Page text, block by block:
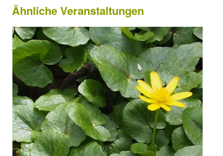
Ähnliche Veranstaltungen